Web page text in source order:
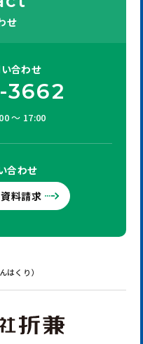
せ
合わせ
3662
～ 17:00
合わせ
料請求
はくり）